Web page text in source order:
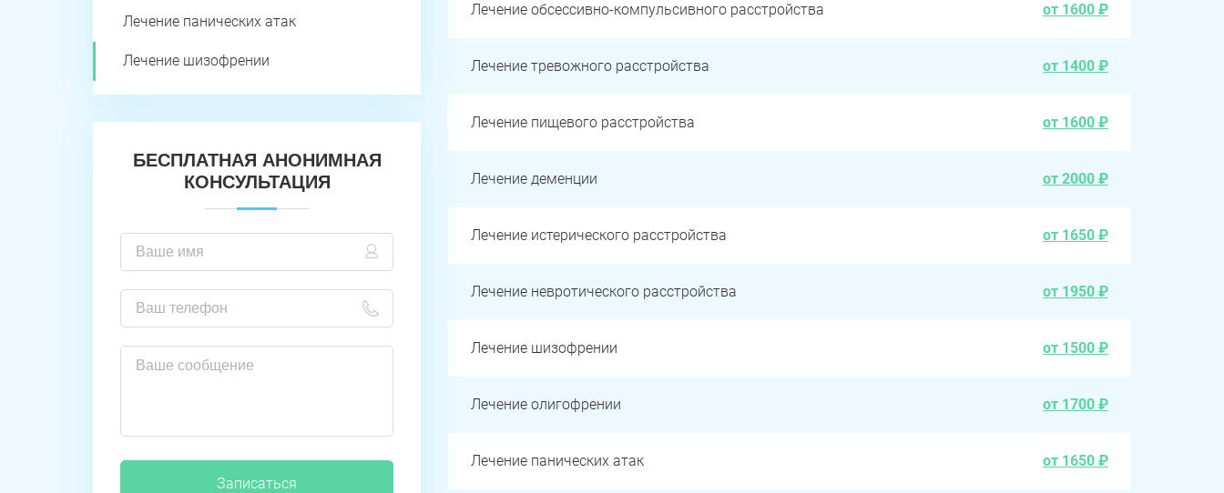
Лечение обсессивно-компульсивного расстройства от 1600 ₽
Лечение тревожного расстройства от 1400 ₽
Лечение пищевого расстройства от 1600 ₽
Лечение деменции от 2000 ₽
Лечение истерического расстройства от 1650 ₽
Лечение невротического расстройства от 1950 ₽
Лечение шизофрении от 1500 ₽
Лечение олигофрении от 1700 ₽
Лечение панических атак от 1650 ₽
Лечение панических атак
Лечение шизофрении
БЕСПЛАТНАЯ АНОНИМНАЯ
КОНСУЛЬТАЦИЯ
Записаться